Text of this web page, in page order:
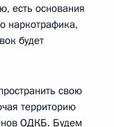
есть основания
наркотрафика,
будет
свою
территорию
ОДКБ. Будем